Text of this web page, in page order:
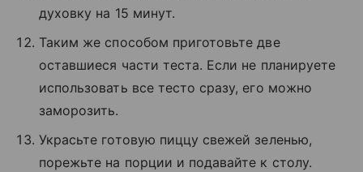
духовку на 15 минут.
Таким же способом приготовьте две
оставшиеся части теста. Если не планируете
использовать все тесто сразу, его можно
заморозить.
Украсьте готовую пиццу свежей зеленью,
порежьте на порции и подавайте к столу.